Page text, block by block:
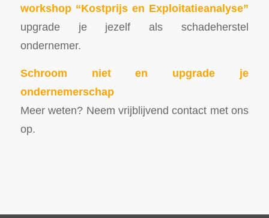
workshop “Kostprijs en Exploitatieanalyse”
upgrade je jezelf als schadeherstel
ondernemer.
Schroom niet en upgrade je
ondernemerschap
Meer weten? Neem vrijblijvend contact met ons
op.